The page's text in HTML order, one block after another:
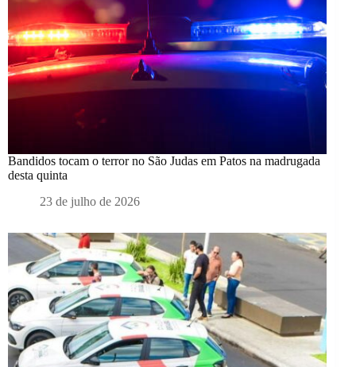
Bandidos tocam o terror no São Judas em Patos na madrugada
desta quinta
23 de julho de 2026